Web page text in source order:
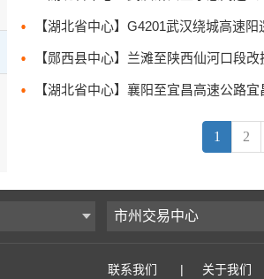
1 2
市州交易中心
联系我们 | 关于我们